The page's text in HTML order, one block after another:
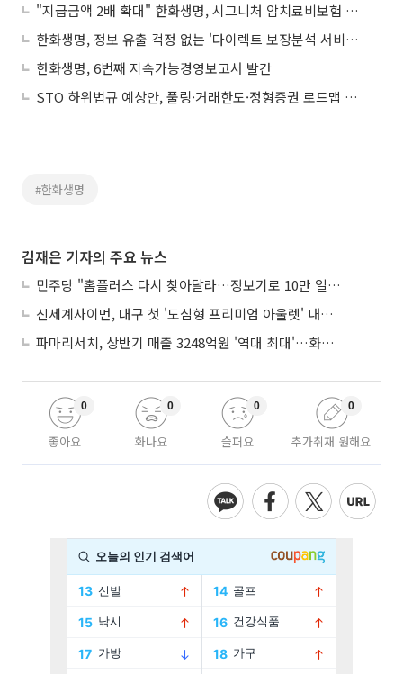
"지급금액 2배 확대" 한화생명, 시그니처 암치료비보험 출시
한화생명, 정보 유출 걱정 없는 '다이렉트 보장분석 서비스' 실시
한화생명, 6번째 지속가능경영보고서 발간
STO 하위법규 예상안, 풀링·거래한도·정형증권 로드맵 제시
#한화생명
김재은 기자의 주요 뉴스
민주당 "홈플러스 다시 찾아달라…장보기로 10만 일자리 지켜야"
신세계사이먼, 대구 첫 '도심형 프리미엄 아울렛' 내후년 상륙
파마리서치, 상반기 매출 3248억원 '역대 최대'…화장품 수출 92%↑
좋아요
0
화나요
0
슬퍼요
0
추가취재 원해요
0